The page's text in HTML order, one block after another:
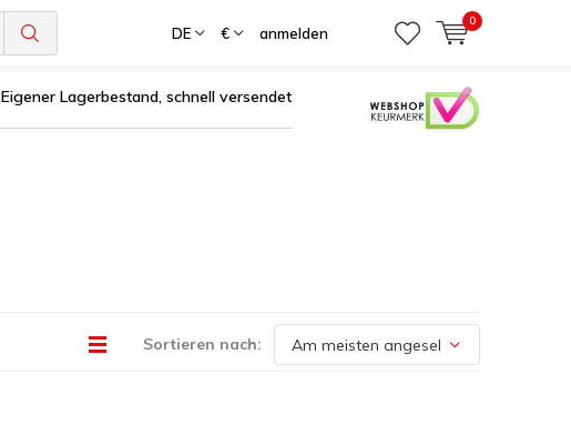
DE € anmelden
0
Eigener Lagerbestand, schnell versendet
Sortieren nach: